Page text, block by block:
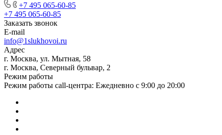
+7 495 065-60-85
+7 495 065-60-85
Заказать звонок
E-mail
info@1slukhovoi.ru
Адрес
г. Москва, ул. Мытная, 58
г. Москва, Северный бульвар, 2
Режим работы
Режим работы call-центра: Ежедневно с 9:00 до 20:00